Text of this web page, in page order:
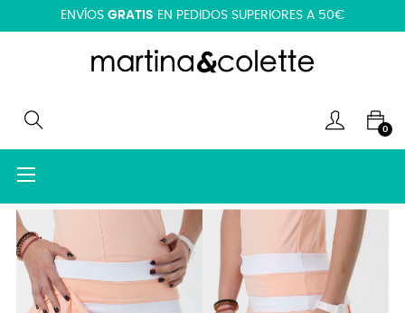
ENVÍOS GRATIS EN PEDIDOS SUPERIORES A 50€
0
Navegación
palanca
☰